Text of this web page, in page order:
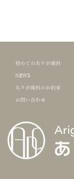
初めてのありが歯科
NEWS
ありが歯科のお約束
お問い合わせ